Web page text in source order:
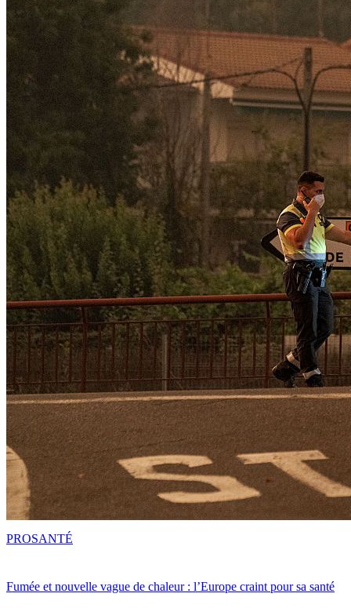
Fumée et nouvelle vague de chaleur : l’Europe craint pour sa santé
PROSANTÉ